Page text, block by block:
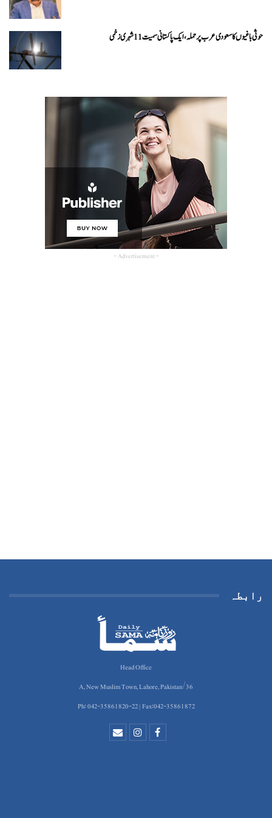
حوثی باغیوں کا سعودی عرب پر حملہ، ایک پاکستانی سمیت 11 شہری زخمی
- Advertisement -
رابطہ
Head Office
36/A, New Muslim Town, Lahore, Pakistan
Ph: 042-35861820-22 | Fax:042-35861872